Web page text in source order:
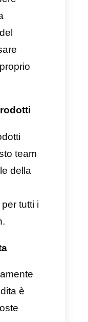
di risolvere
richieste.
funnel di
dei compiti
nel funnel
chiudere la
di